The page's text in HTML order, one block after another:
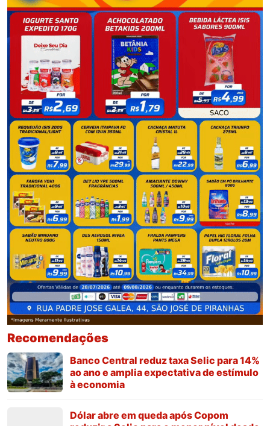
Recomendações
Banco Central reduz taxa Selic para 14%
ao ano e amplia expectativa de estímulo
à economia
Dólar abre em queda após Copom